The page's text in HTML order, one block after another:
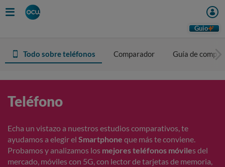
Guio
Todo sobre teléfonos Comparador Guía de compra
Teléfono
Echa un vistazo a nuestros estudios comparativos, te
ayudamos a elegir el Smartphone que más te conviene.
Probamos y analizamos los mejores teléfonos móviles del
mercado, móviles con 5G, con lector de tarjetas de memoria,